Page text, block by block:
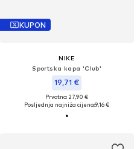
KUPON
NIKE
Sportska kapa 'Club'
19,71 €
Prvotno: 27,90 €
Posljednja najniža cijena:9,16 €